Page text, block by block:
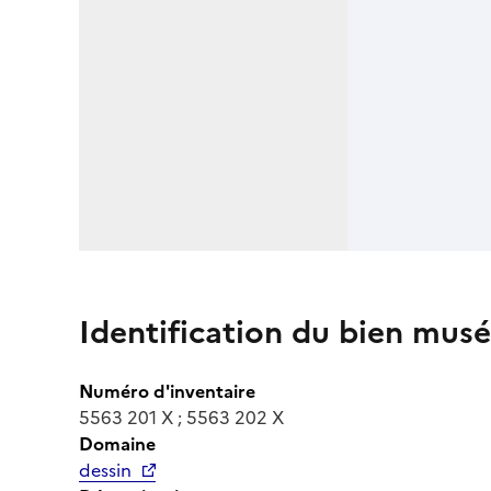
Identification du bien
Numéro d'inventaire
5563 201 X ; 5563 202 X
Domaine
dessin